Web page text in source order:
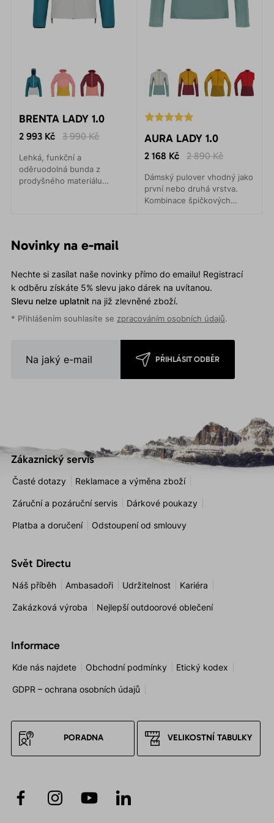
BRENTA LADY 1.0
2 993 Kč 3 990 Kč
Lehká, funkční a
oděruodolná bunda z
prodyšného materiálu
AURA LADY 1.0
2 168 Kč 2 890 Kč
Dámský pulover vhodný jako
první nebo druhá vrstva.
Kombinace špičkových
Novinky na e-mail
Nechte si zasílat naše novinky přímo do emailu! Registrací
k odběru získáte 5% slevu jako dárek na uvítanou.
Slevu nelze uplatnitna již zlevněné zboží.
* Přihlášením souhlasíte se zpracováním osobních údajů.
PŘIHLÁSIT ODBĚR
Zákaznický servis
Časté dotazy Reklamace a výměna zboží
Záruční a pozáruční servis Dárkové poukazy
Platba a doručení Odstoupení od smlouvy
Svět Directu
Náš příběh Ambasadoři Udržitelnost Kariéra
Zakázková výroba Nejlepší outdoorové oblečení
Informace
Kde nás najdete Obchodní podmínky Etický kodex
GDPR – ochrana osobních údajů
PORADNA VELIKOSTNÍ TABULKY